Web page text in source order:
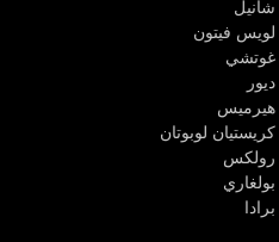
شانيل
لويس فيتون
غوتشي
ديور
هيرميس
كريستيان لوبوتان
رولكس
بولغاري
برادا